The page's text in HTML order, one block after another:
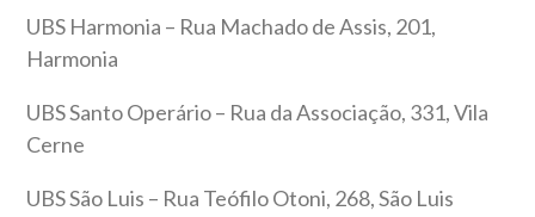
UBS Harmonia – Rua Machado de Assis, 201,
Harmonia
UBS Santo Operário – Rua da Associação, 331, Vila
Cerne
UBS São Luis – Rua Teófilo Otoni, 268, São Luis